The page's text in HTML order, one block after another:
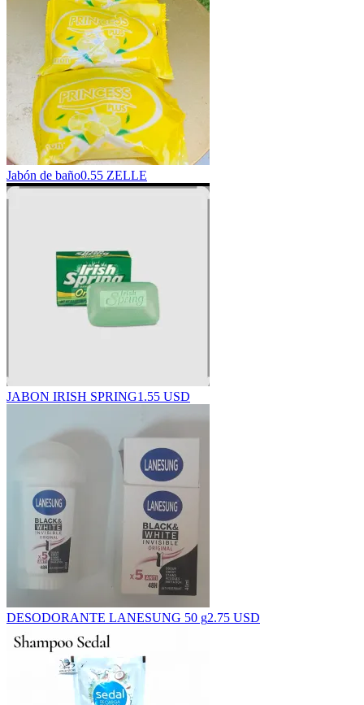
Jabón de baño0.55 ZELLE
JABON IRISH SPRING1.55 USD
DESODORANTE LANESUNG 50 g2.75 USD